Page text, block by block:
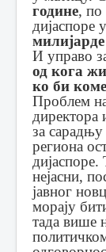
године, по
дијаспоре
И управо
од кога
ко би
Проблем
директора
за
региона
дијаспоре.
нејасни,
јавног
морају
тада више